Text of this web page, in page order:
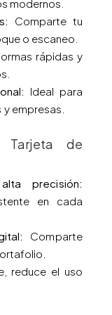
modernos.
Comparte tu
o escaneo.
rápidas y
Ideal para
empresas.
Tarjeta de
precisión:
en cada
Comparte
reduce el uso